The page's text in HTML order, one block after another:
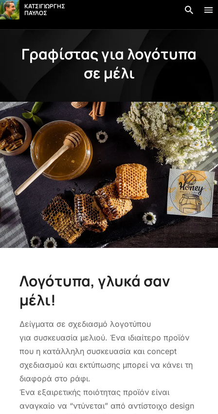
περιεχόμενο
ΚΑΤΣΙΓΙΩΡΓΗΣ
ΠΑΥΛΟΣ
Γραφίστας για λογότυπα
σε μέλι
Λογότυπα, γλυκά σαν
μέλι!
Δείγματα σε σχεδιασμό λογοτύπου
για συσκευασία μελιού. Ένα ιδιαίτερο προϊόν
που η κατάλληλη συσκευασία και concept
σχεδιασμού και εκτύπωσης μπορεί να κάνει τη
διαφορά στο ράφι.
Ένα εξαιρετικής ποιότητας προϊόν είναι
αναγκαίο να “ντύνεται” από αντίστοιχο design